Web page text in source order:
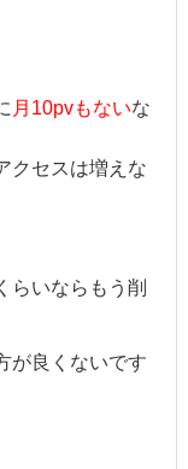
月10pvもないな
クセスは増えな
らいならもう削
が良くないです